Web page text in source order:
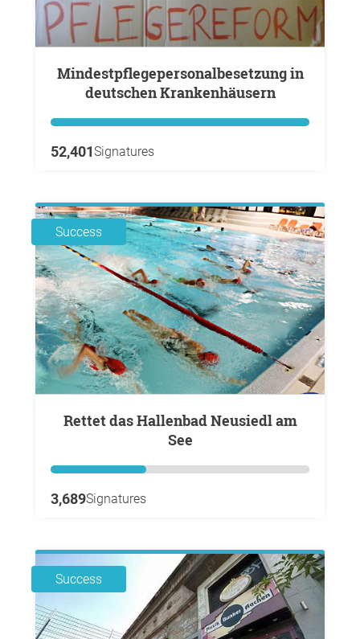
Mindestpflegepersonalbesetzung in
deutschen Krankenhäusern
52,401Signatures
Success
Rettet das Hallenbad Neusiedl am
See
3,689Signatures
Success